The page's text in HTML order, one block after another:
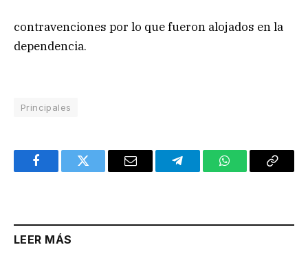
contravenciones por lo que fueron alojados en la
dependencia.
Principales
FacebookTwitter Email TelegramWhatsAppCopy
LEER MÁS